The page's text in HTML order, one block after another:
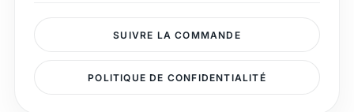
SUIVRE LA COMMANDE
POLITIQUE DE CONFIDENTIALITÉ